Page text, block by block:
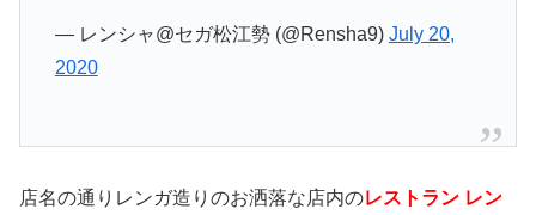
— レンシャ@セガ松江勢 (@Rensha9) July 20,
2020
店名の通りレンガ造りのお洒落な店内のレストラン レン